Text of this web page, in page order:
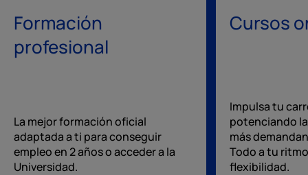
Formación
profesional
La mejor formación oficial
adaptada a ti para conseguir
empleo en 2 años o acceder a la
Universidad.
Cursos
Impulsa tu
potenciando
más
Todo a tu
flexibilidad.